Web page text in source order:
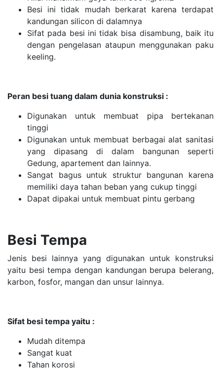
Besi ini tidak mudah berkarat karena terdapat
kandungan silicon di dalamnya
Sifat pada besi ini tidak bisa disambung, baik itu
dengan pengelasan ataupun menggunakan paku
keeling.
Peran besi tuang dalam dunia konstruksi :
Digunakan untuk membuat pipa bertekanan
tinggi
Digunakan untuk membuat berbagai alat sanitasi
yang dipasang di dalam bangunan seperti
Gedung, apartement dan lainnya.
Sangat bagus untuk struktur bangunan karena
memiliki daya tahan beban yang cukup tinggi
Dapat dipakai untuk membuat pintu gerbang
Besi Tempa
Jenis besi lainnya yang digunakan untuk konstruksi
yaitu besi tempa dengan kandungan berupa belerang,
karbon, fosfor, mangan dan unsur lainnya.
Sifat besi tempa yaitu :
Mudah ditempa
Sangat kuat
Tahan korosi